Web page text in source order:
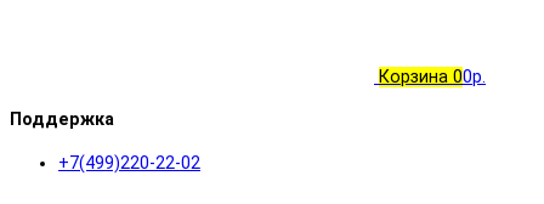
Корзина 00р.
Поддержка
+7(499)220-22-02